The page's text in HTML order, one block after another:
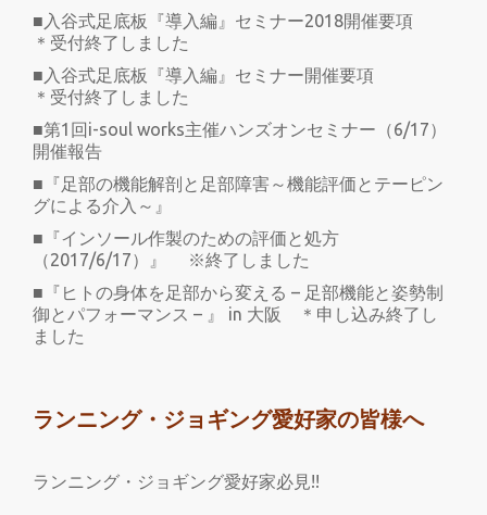
■入谷式足底板『導入編』セミナー2018開催要項
＊受付終了しました
■入谷式足底板『導入編』セミナー開催要項
＊受付終了しました
■第1回i-soul works主催ハンズオンセミナー（6/17）
開催報告
■『足部の機能解剖と足部障害～機能評価とテーピン
グによる介入～』
■『インソール作製のための評価と処方
（2017/6/17）』 ※終了しました
■『ヒトの身体を足部から変える – 足部機能と姿勢制
御とパフォーマンス – 』 in 大阪 ＊申し込み終了し
ました
ランニング・ジョギング愛好家の皆様へ
ランニング・ジョギング愛好家必見!!